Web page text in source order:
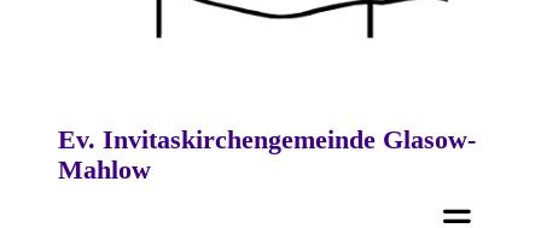
Ev. Invitaskirchengemeinde Glasow-
Mahlow